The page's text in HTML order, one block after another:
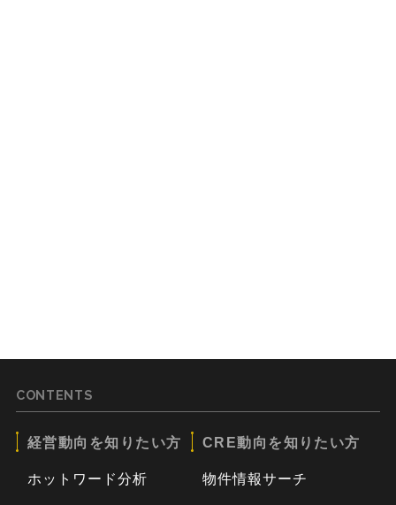
CONTENTS
経営動向を知りたい方
ホットワード分析
CRE動向を知りたい方
物件情報サーチ